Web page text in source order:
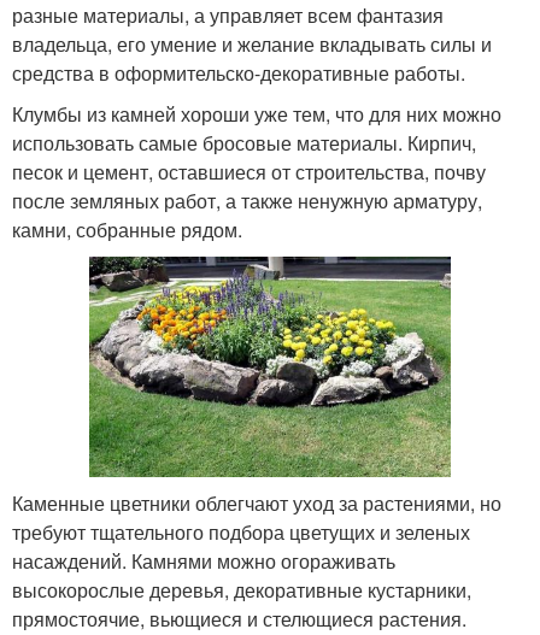
разные материалы, а управляет всем фантазия
владельца, его умение и желание вкладывать силы и
средства в оформительско-декоративные работы.
Клумбы из камней хороши уже тем, что для них можно
использовать самые бросовые материалы. Кирпич,
песок и цемент, оставшиеся от строительства, почву
после земляных работ, а также ненужную арматуру,
камни, собранные рядом.
Каменные цветники облегчают уход за растениями, но
требуют тщательного подбора цветущих и зеленых
насаждений. Камнями можно огораживать
высокорослые деревья, декоративные кустарники,
прямостоячие, вьющиеся и стелющиеся растения.